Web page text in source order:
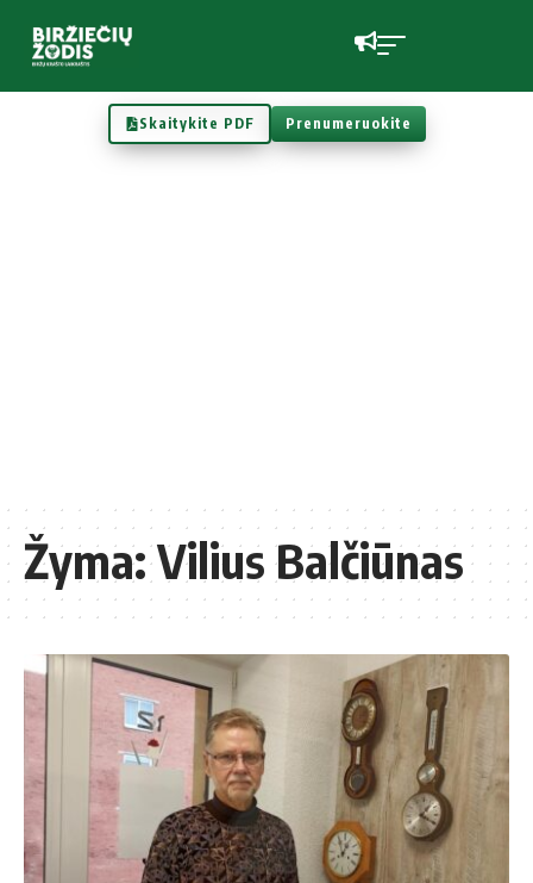
Skaitykite PDF Prenumeruokite
Žyma:Vilius Balčiūnas